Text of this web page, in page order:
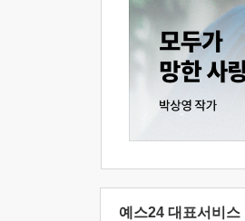
예스24 대표서비스